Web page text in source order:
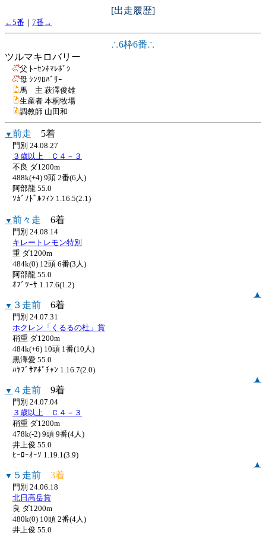
[出走履歴]
←5番 ｜ 7番→
∴6枠6番∴
ツルマキロバリー
父 ﾄｰｾﾝﾎﾏﾚﾎﾞｼ
母 ｼﾝﾜﾛﾊﾞﾘｰ
馬 主 萩澤俊雄
生産者 本桐牧場
調教師 山田和
▼ 前走 5着
門別 24.08.27
３歳以上 Ｃ４－３
不良 ダ1200m
488k(+4) 9頭 2番(6人)
阿部龍 55.0
ｿｶﾞﾉﾄﾞﾙﾌｨﾝ 1.16.5(2.1)
▼ 前々走 6着
門別 24.08.14
キレートレモン特別
重 ダ1200m
484k(0) 12頭 6番(3人)
阿部龍 55.0
ｵﾌﾞﾂｰｻ 1.17.6(1.2)
▲
▼ ３走前 6着
門別 24.07.31
ホクレン「くるるの杜」賞
稍重 ダ1200m
484k(+6) 10頭 1番(10人)
黒澤愛 55.0
ﾊﾔﾌﾞｻｱﾎﾟﾁｬﾝ 1.16.7(2.0)
▲
▼ ４走前 9着
門別 24.07.04
３歳以上 Ｃ４－３
稍重 ダ1200m
478k(-2) 9頭 9番(4人)
井上俊 55.0
ﾋｰﾛｰｵｰｿ 1.19.1(3.9)
▲
▼ ５走前 3着
門別 24.06.18
北日高岳賞
良 ダ1200m
480k(0) 10頭 2番(4人)
井上俊 55.0